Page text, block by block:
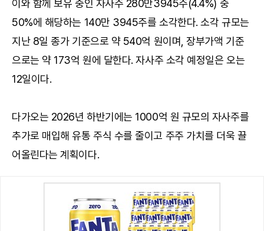
이와 함께 보유 중인 자사주 280만3945주(4.4%) 중
50%에 해당하는 140만 3945주를 소각한다. 소각 규모는
지난 8일 종가 기준으로 약 540억 원이며, 장부가액 기준
으로는 약 173억 원에 달한다. 자사주 소각 예정일은 오는
12일이다.
다가오는 2026년 하반기에는 1000억 원 규모의 자사주를
추가로 매입해 유통 주식 수를 줄이고 주주 가치를 더욱 끌
어올린다는 계획이다.